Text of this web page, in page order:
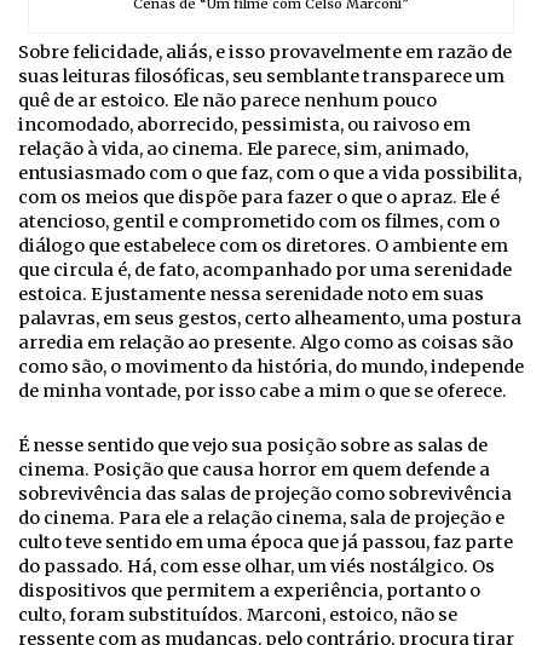
Cenas de “Um filme com Celso Marconi”
Sobre felicidade, aliás, e isso provavelmente em razão de
suas leituras filosóficas, seu semblante transparece um
quê de ar estoico. Ele não parece nenhum pouco
incomodado, aborrecido, pessimista, ou raivoso em
relação à vida, ao cinema. Ele parece, sim, animado,
entusiasmado com o que faz, com o que a vida possibilita,
com os meios que dispõe para fazer o que o apraz. Ele é
atencioso, gentil e comprometido com os filmes, com o
diálogo que estabelece com os diretores. O ambiente em
que circula é, de fato, acompanhado por uma serenidade
estoica. E justamente nessa serenidade noto em suas
palavras, em seus gestos, certo alheamento, uma postura
arredia em relação ao presente. Algo como as coisas são
como são, o movimento da história, do mundo, independe
de minha vontade, por isso cabe a mim o que se oferece.
É nesse sentido que vejo sua posição sobre as salas de
cinema. Posição que causa horror em quem defende a
sobrevivência das salas de projeção como sobrevivência
do cinema. Para ele a relação cinema, sala de projeção e
culto teve sentido em uma época que já passou, faz parte
do passado. Há, com esse olhar, um viés nostálgico. Os
dispositivos que permitem a experiência, portanto o
culto, foram substituídos. Marconi, estoico, não se
ressente com as mudanças, pelo contrário, procura tirar